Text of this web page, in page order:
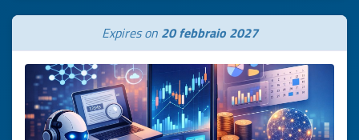
Expires on 20 febbraio 2027